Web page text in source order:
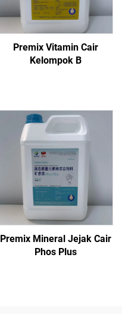
Premix Vitamin Cair
Kelompok B
Premix Mineral Jejak Cair
Phos Plus